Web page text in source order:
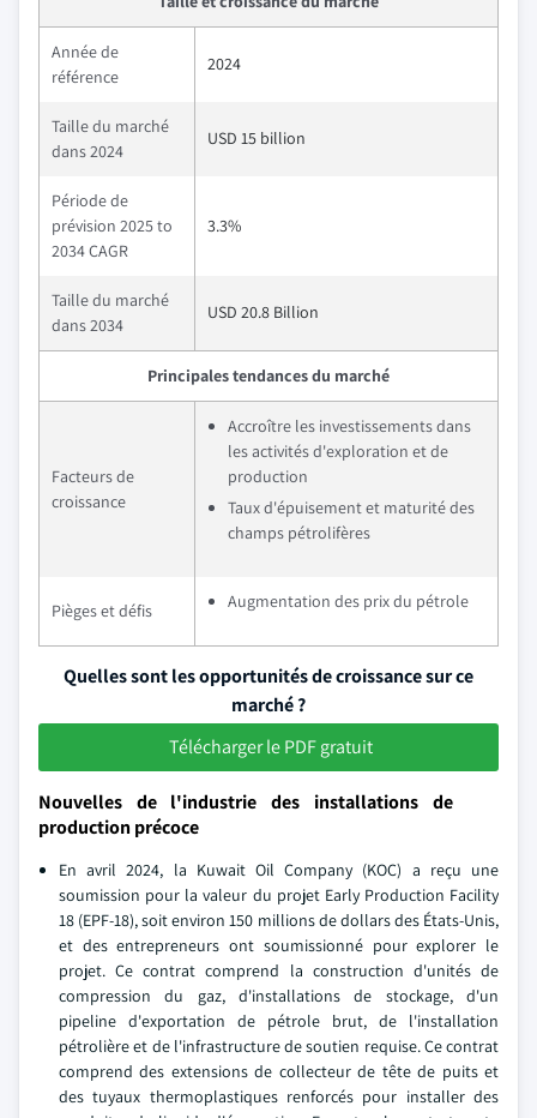
Année de
référence
2024
Taille du marché
dans 2024
USD 15 billion
Période de
prévision 2025 to
2034 CAGR
3.3%
Taille du marché
dans 2034
USD 20.8 Billion
Principales tendances du marché
Facteurs de
croissance
Accroître les investissements dans
les activités d'exploration et de
production
Taux d'épuisement et maturité des
champs pétrolifères
Pièges et défis Augmentation des prix du pétrole
Quelles sont les opportunités de croissance sur ce
marché ?
Télécharger le PDF gratuit
Nouvelles de l'industrie des installations de
production précoce
En avril 2024, la Kuwait Oil Company (KOC) a reçu une
soumission pour la valeur du projet Early Production Facility
18 (EPF-18), soit environ 150 millions de dollars des États-Unis,
et des entrepreneurs ont soumissionné pour explorer le
projet. Ce contrat comprend la construction d'unités de
compression du gaz, d'installations de stockage, d'un
pipeline d'exportation de pétrole brut, de l'installation
pétrolière et de l'infrastructure de soutien requise. Ce contrat
comprend des extensions de collecteur de tête de puits et
des tuyaux thermoplastiques renforcés pour installer des